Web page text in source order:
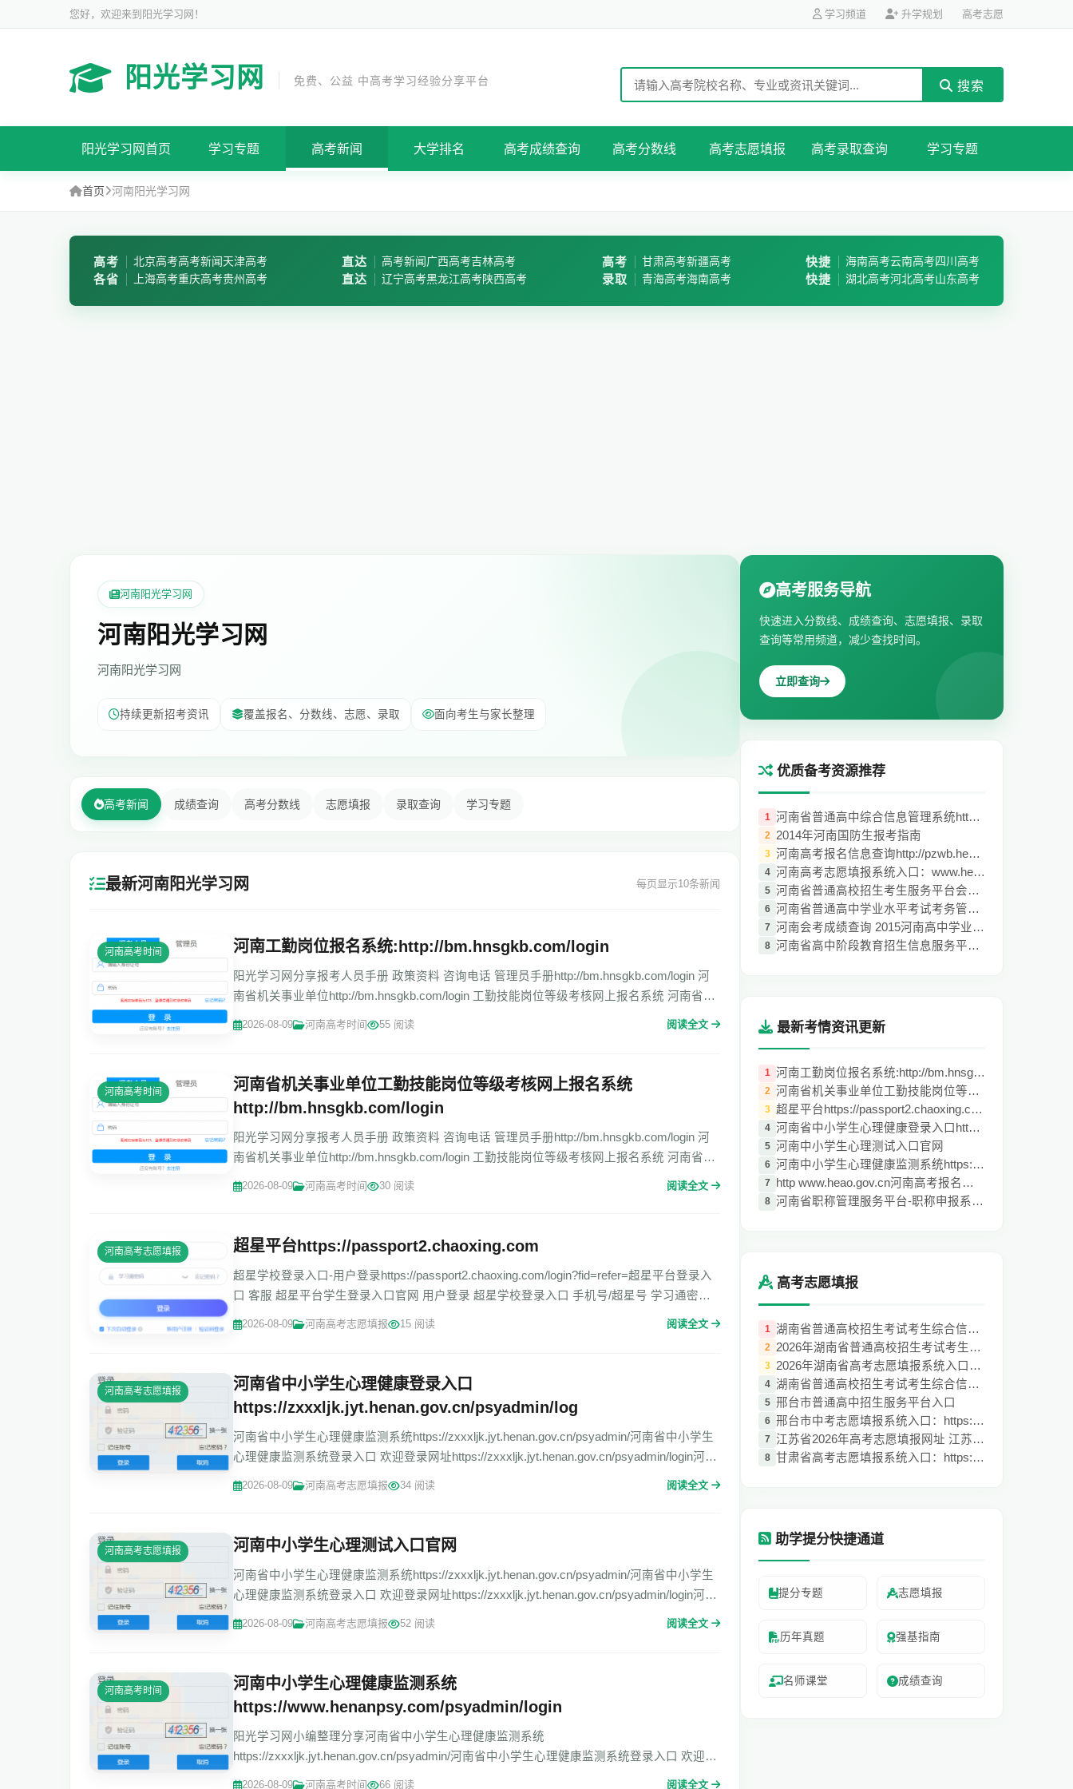
您好，欢迎来到阳光学习网！ 学习频道 升学规划 高考志愿
阳光学习网 免费、公益 中高考学习经验分享平台 搜索
阳光学习网首页 学习专题 高考新闻 大学排名 高考成绩查询 高考分数线 高考志愿填报 高考录取查询 学习专题
首页 河南阳光学习网
高考 北京高考高考新闻天津高考
各省 上海高考重庆高考贵州高考
直达 高考新闻广西高考吉林高考
直达 辽宁高考黑龙江高考陕西高考
高考 甘肃高考新疆高考
录取 青海高考海南高考
快捷 海南高考云南高考四川高考
快捷 湖北高考河北高考山东高考
河南阳光学习网
河南阳光学习网
河南阳光学习网
持续更新招考资讯 覆盖报名、分数线、志愿、录取 面向考生与家长整理
高考新闻 成绩查询 高考分数线 志愿填报 录取查询 学习专题
最新河南阳光学习网 每页显示10条新闻
河南高考时间 河南工勤岗位报名系统:http://bm.hnsgkb.com/login
阳光学习网分享报考人员手册 政策资料 咨询电话 管理员手册http://bm.hnsgkb.com/login 河
南省机关事业单位http://bm.hnsgkb.com/login 工勤技能岗位等级考核网上报名系统 河南省机
2026-08-09 河南高考时间 55 阅读 阅读全文
河南高考时间
河南省机关事业单位工勤技能岗位等级考核网上报名系统
http://bm.hnsgkb.com/login
阳光学习网分享报考人员手册 政策资料 咨询电话 管理员手册http://bm.hnsgkb.com/login 河
南省机关事业单位http://bm.hnsgkb.com/login 工勤技能岗位等级考核网上报名系统 河南省机
2026-08-09 河南高考时间 30 阅读 阅读全文
河南高考志愿填报 超星平台https://passport2.chaoxing.com
超星学校登录入口-用户登录https://passport2.chaoxing.com/login?fid=refer=超星平台登录入
口 客服 超星平台学生登录入口官网 用户登录 超星学校登录入口 手机号/超星号 学习通密码
2026-08-09 河南高考志愿填报 15 阅读 阅读全文
河南高考志愿填报
河南省中小学生心理健康登录入口
https://zxxxljk.jyt.henan.gov.cn/psyadmin/log
河南省中小学生心理健康监测系统https://zxxxljk.jyt.henan.gov.cn/psyadmin/河南省中小学生
心理健康监测系统登录入口 欢迎登录网址https://zxxxljk.jyt.henan.gov.cn/psyadmin/login河南
2026-08-09 河南高考志愿填报 34 阅读 阅读全文
河南高考志愿填报 河南中小学生心理测试入口官网
河南省中小学生心理健康监测系统https://zxxxljk.jyt.henan.gov.cn/psyadmin/河南省中小学生
心理健康监测系统登录入口 欢迎登录网址https://zxxxljk.jyt.henan.gov.cn/psyadmin/login河南
2026-08-09 河南高考志愿填报 52 阅读 阅读全文
河南高考时间
河南中小学生心理健康监测系统
https://www.henanpsy.com/psyadmin/login
阳光学习网小编整理分享河南省中小学生心理健康监测系统
https://zxxxljk.jyt.henan.gov.cn/psyadmin/河南省中小学生心理健康监测系统登录入口 欢迎登
2026-08-09 河南高考时间 66 阅读 阅读全文
高考服务导航
快速进入分数线、成绩查询、志愿填报、录取
查询等常用频道，减少查找时间。
立即查询
优质备考资源推荐
1 河南省普通高中综合信息管理系统http://gzg
2 2014年河南国防生报考指南
3 河南高考报名信息查询http://pzwb.heao.gov
4 河南高考志愿填报系统入口：www.heao.gov.c
5 河南省普通高校招生考生服务平台会考成绩ht
6 河南省普通高中学业水平考试考务管理信息系
7 河南会考成绩查询 2015河南高中学业水平考
8 河南省高中阶段教育招生信息服务平台（http
最新考情资讯更新
1 河南工勤岗位报名系统:http://bm.hnsgkb.co
2 河南省机关事业单位工勤技能岗位等级考核网
3 超星平台https://passport2.chaoxing.com
4 河南省中小学生心理健康登录入口https://zx
5 河南中小学生心理测试入口官网
6 河南中小学生心理健康监测系统https://www.
7 http www.heao.gov.cn河南高考报名系统
8 河南省职称管理服务平台-职称申报系统http:
高考志愿填报
1 湖南省普通高校招生考试考生综合信息平台ht
2 2026年湖南省普通高校招生考试考生综合信
3 2026年湖南省高考志愿填报系统入口：（http
4 湖南省普通高校招生考试考生综合信息平台高
5 邢台市普通高中招生服务平台入口
6 邢台市中考志愿填报系统入口：https://gzzy
7 江苏省2026年高考志愿填报网址 江苏省志愿
8 甘肃省高考志愿填报系统入口：https://www.
助学提分快捷通道
提分专题 志愿填报
历年真题 强基指南
名师课堂 成绩查询